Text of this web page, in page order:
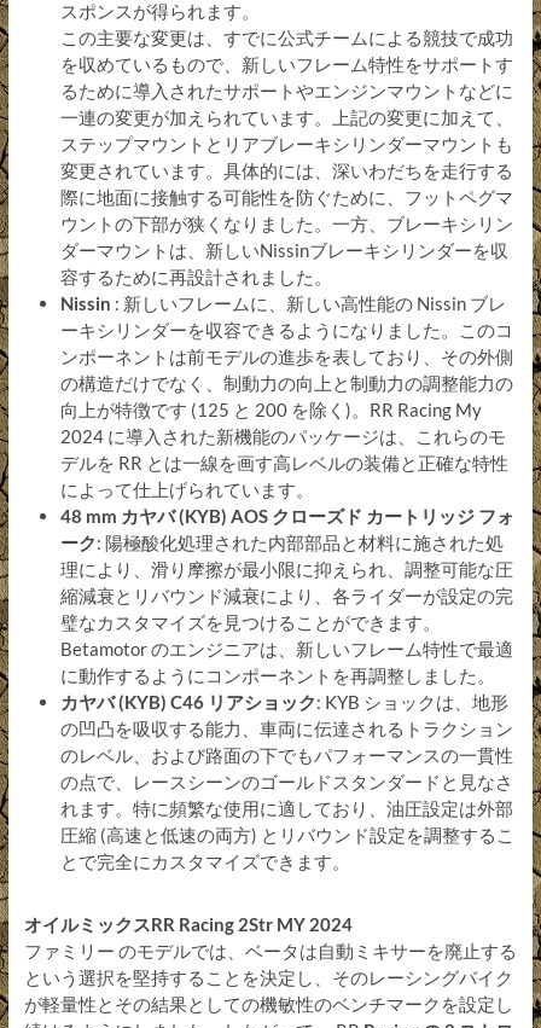
スポンスが得られます。
この主要な変更は、すでに公式チームによる競技で成功
を収めているもので、新しいフレーム特性をサポートす
るために導入されたサポートやエンジンマウントなどに
一連の変更が加えられています。上記の変更に加えて、
ステップマウントとリアブレーキシリンダーマウントも
変更されています。具体的には、深いわだちを走行する
際に地面に接触する可能性を防ぐために、フットペグマ
ウントの下部が狭くなりました。一方、ブレーキシリン
ダーマウントは、新しいNissinブレーキシリンダーを収
容するために再設計されました。
Nissin : 新しいフレームに、新しい高性能の Nissin ブレ
ーキシリンダーを収容できるようになりました。このコ
ンポーネントは前モデルの進歩を表しており、その外側
の構造だけでなく、制動力の向上と制動力の調整能力の
向上が特徴です (125 と 200 を除く)。RR Racing My
2024 に導入された新機能のパッケージは、これらのモ
デルを RR とは一線を画す高レベルの装備と正確な特性
によって仕上げられています。
48 mm カヤバ (KYB) AOS クローズド カートリッジ フォ
ーク: 陽極酸化処理された内部部品と材料に施された処
理により、滑り摩擦が最小限に抑えられ、調整可能な圧
縮減衰とリバウンド減衰により、各ライダーが設定の完
璧なカスタマイズを見つけることができます。
Betamotor のエンジニアは、新しいフレーム特性で最適
に動作するようにコンポーネントを再調整しました。
カヤバ (KYB) C46 リアショック: KYB ショックは、地形
の凹凸を吸収する能力、車両に伝達されるトラクション
のレベル、および路面の下でもパフォーマンスの一貫性
の点で、レースシーンのゴールドスタンダードと見なさ
れます。特に頻繁な使用に適しており、油圧設定は外部
圧縮 (高速と低速の両方) とリバウンド設定を調整するこ
とで完全にカスタマイズできます。
オイルミックスRR Racing 2Str MY 2024
ファミリー のモデルでは、ベータは自動ミキサーを廃止する
という選択を堅持することを決定し、そのレーシングバイク
が軽量性とその結果としての機敏性のベンチマークを設定し